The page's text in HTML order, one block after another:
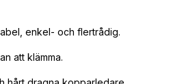
enkel- och flertrådig.
att klämma.